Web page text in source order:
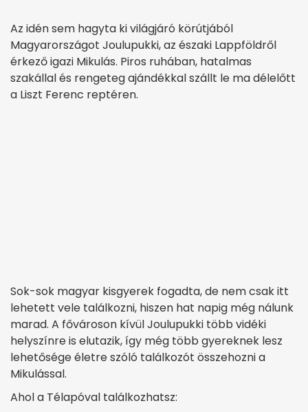
Az idén sem hagyta ki világjáró körútjából
Magyarországot Joulupukki, az északi Lappföldről
érkező igazi Mikulás. Piros ruhában, hatalmas
szakállal és rengeteg ajándékkal szállt le ma délelőtt
a Liszt Ferenc reptéren.
Sok-sok magyar kisgyerek fogadta, de nem csak itt
lehetett vele találkozni, hiszen hat napig még nálunk
marad. A fővároson kívül Joulupukki több vidéki
helyszínre is elutazik, így még több gyereknek lesz
lehetősége életre szóló találkozót összehozni a
Mikulással.
Ahol a Télapóval találkozhatsz: